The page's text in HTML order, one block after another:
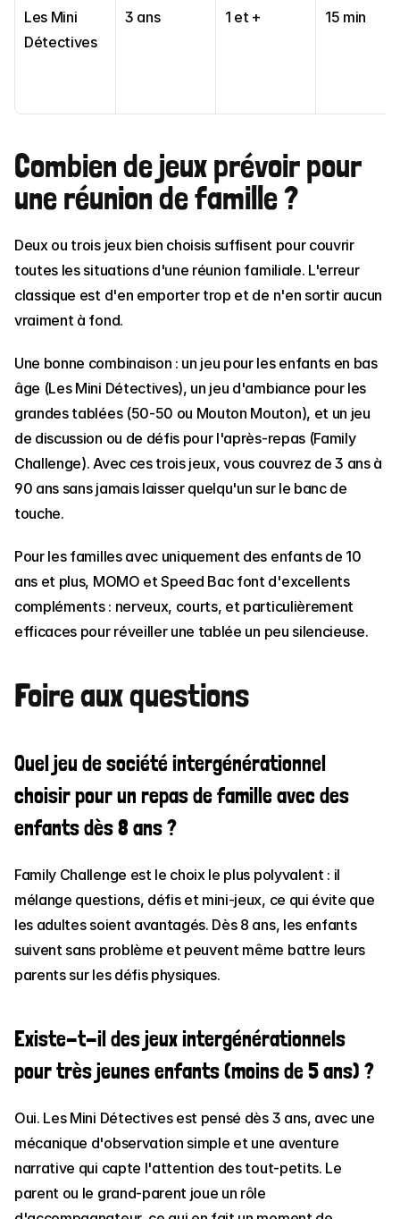
Les Mini
Détectives
3 ans 1 et + 15 min
Combien de jeux prévoir pour
une réunion de famille ?
Deux ou trois jeux bien choisis suffisent pour couvrir
toutes les situations d'une réunion familiale. L'erreur
classique est d'en emporter trop et de n'en sortir aucun
vraiment à fond.
Une bonne combinaison : un jeu pour les enfants en bas
âge (Les Mini Détectives), un jeu d'ambiance pour les
grandes tablées (50-50 ou Mouton Mouton), et un jeu
de discussion ou de défis pour l'après-repas (Family
Challenge). Avec ces trois jeux, vous couvrez de 3 ans à
90 ans sans jamais laisser quelqu'un sur le banc de
touche.
Pour les familles avec uniquement des enfants de 10
ans et plus, MOMO et Speed Bac font d'excellents
compléments : nerveux, courts, et particulièrement
efficaces pour réveiller une tablée un peu silencieuse.
Foire aux questions
Quel jeu de société intergénérationnel
choisir pour un repas de famille avec des
enfants dès 8 ans ?
Family Challenge est le choix le plus polyvalent : il
mélange questions, défis et mini-jeux, ce qui évite que
les adultes soient avantagés. Dès 8 ans, les enfants
suivent sans problème et peuvent même battre leurs
parents sur les défis physiques.
Existe-t-il des jeux intergénérationnels
pour très jeunes enfants (moins de 5 ans) ?
Oui. Les Mini Détectives est pensé dès 3 ans, avec une
mécanique d'observation simple et une aventure
narrative qui capte l'attention des tout-petits. Le
parent ou le grand-parent joue un rôle